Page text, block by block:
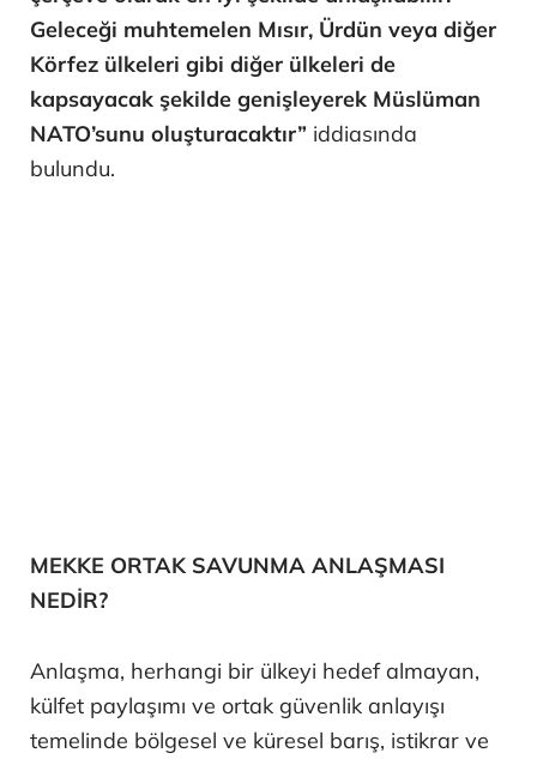
Geleceği muhtemelen Mısır, Ürdün veya diğer
Körfez ülkeleri gibi diğer ülkeleri de
kapsayacak şekilde genişleyerek Müslüman
NATO’sunu oluşturacaktır” iddiasında
bulundu.
MEKKE ORTAK SAVUNMA ANLAŞMASI
NEDİR?
Anlaşma, herhangi bir ülkeyi hedef almayan,
külfet paylaşımı ve ortak güvenlik anlayışı
temelinde bölgesel ve küresel barış, istikrar ve